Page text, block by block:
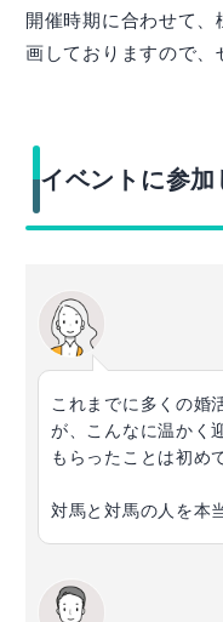
開催時期に合わせて
画しておりますので、
イベントに参
これまでに多くの婚
が、こんなに温かく
もらったことは初め
対馬と対馬の人を本